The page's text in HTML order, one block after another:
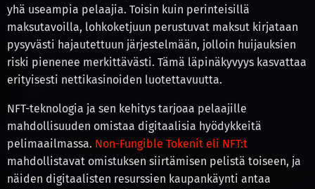
yhä useampia pelaajia. Toisin kuin perinteisillä
maksutavoilla, lohkoketjuun perustuvat maksut kirjataan
pysyvästi hajautettuun järjestelmään, jolloin huijauksien
riski pienenee merkittävästi. Tämä läpinäkyvyys kasvattaa
erityisesti nettikasinoiden luotettavuutta.
NFT-teknologia ja sen kehitys tarjoaa pelaajille
mahdollisuuden omistaa digitaalisia hyödykkeitä
pelimaailmassa. Non-Fungible Tokenit eli NFT:t
mahdollistavat omistuksen siirtämisen pelistä toiseen, ja
näiden digitaalisten resurssien kaupankäynti antaa